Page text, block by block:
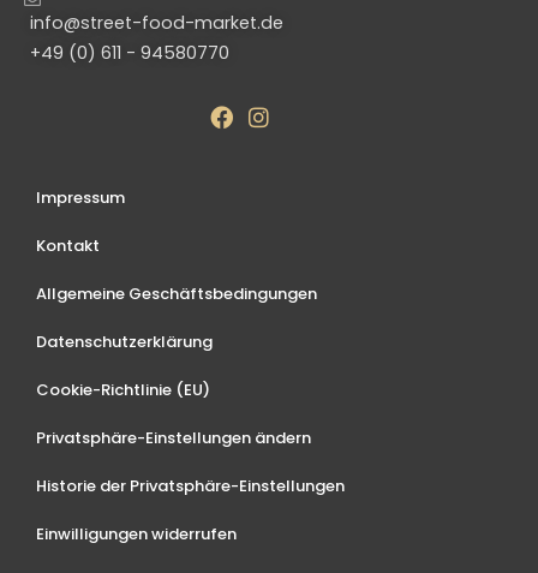
info@street-food-market.de
+49 (0) 611 - 94580770
Impressum
Kontakt
Allgemeine Geschäftsbedingungen
Datenschutzerklärung
Cookie-Richtlinie (EU)
Privatsphäre-Einstellungen ändern
Historie der Privatsphäre-Einstellungen
Einwilligungen widerrufen